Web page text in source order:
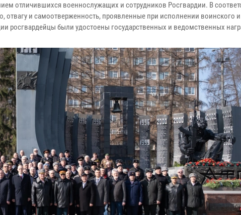
отличившихся военнослужащих и сотрудников Росгвардии. В
отвагу и самоотверженность, проявленные при исполнении воинского и
росгвардейцы были удостоены государственных и ведомственных